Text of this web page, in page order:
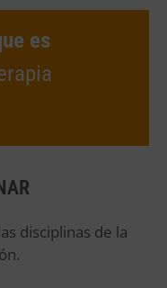
es
disciplinas de la